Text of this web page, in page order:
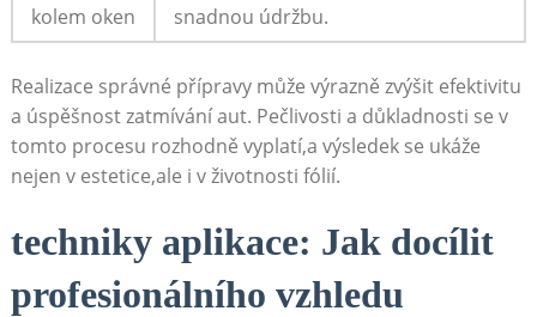
kolem oken snadnou údržbu.
Realizace ⁣správné přípravy může výrazně zvýšit efektivitu
a⁢ úspěšnost zatmívání ​aut. Pečlivosti a ⁢důkladnosti se ⁤v
tomto‍ procesu rozhodně vyplatí,a výsledek se ukáže
nejen v estetice,ale i v⁤ životnosti fólií.
techniky aplikace: Jak ⁢docílit
⁤profesionálního vzhledu